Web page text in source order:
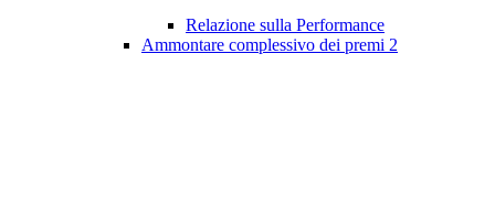
Relazione sulla Performance
Ammontare complessivo dei premi 2